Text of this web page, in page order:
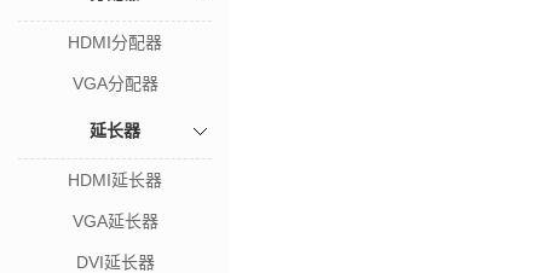
HDMI分配器
VGA分配器
延长器
HDMI延长器
VGA延长器
DVI延长器